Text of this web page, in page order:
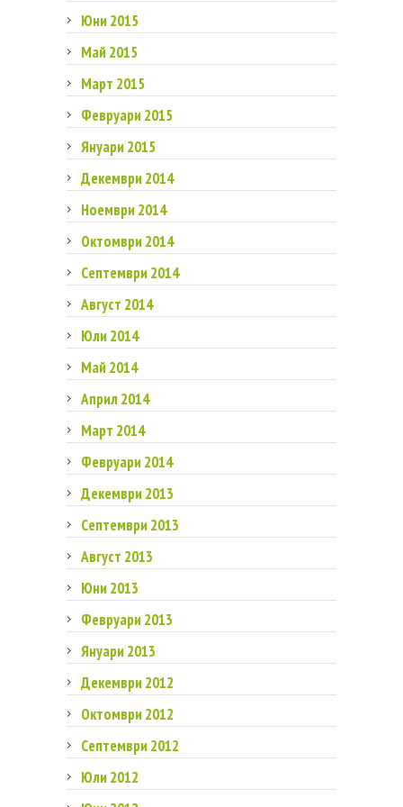
Юни 2015
Май 2015
Март 2015
Февруари 2015
Януари 2015
Декември 2014
Ноември 2014
Октомври 2014
Септември 2014
Август 2014
Юли 2014
Май 2014
Април 2014
Март 2014
Февруари 2014
Декември 2013
Септември 2013
Август 2013
Юни 2013
Февруари 2013
Януари 2013
Декември 2012
Октомври 2012
Септември 2012
Юли 2012